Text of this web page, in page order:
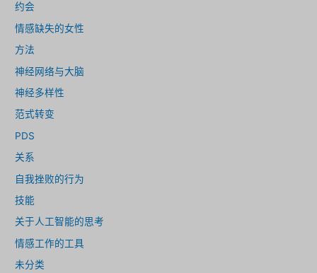
约会
情感缺失的女性
方法
神经网络与大脑
神经多样性
范式转变
PDS
关系
自我挫败的行为
技能
关于人工智能的思考
情感工作的工具
未分类